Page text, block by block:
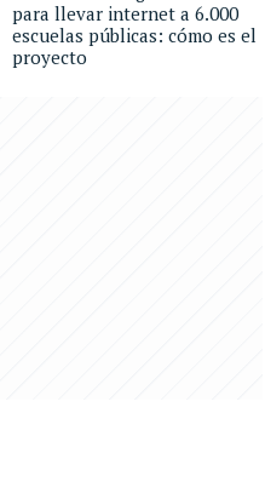
para llevar internet a 6.000
escuelas públicas: cómo es el
proyecto